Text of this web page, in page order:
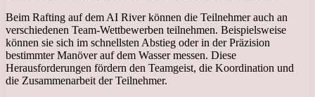
Beim Rafting auf dem AI River können die Teilnehmer auch an
verschiedenen Team-Wettbewerben teilnehmen. Beispielsweise
können sie sich im schnellsten Abstieg oder in der Präzision
bestimmter Manöver auf dem Wasser messen. Diese
Herausforderungen fördern den Teamgeist, die Koordination und
die Zusammenarbeit der Teilnehmer.